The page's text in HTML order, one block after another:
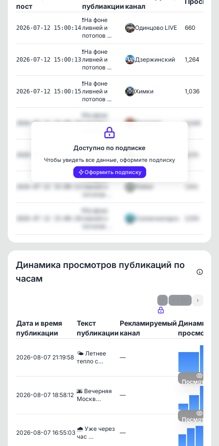
пост
публиакцииканал
2026-07-12 15:00:14
❗️На фоне
ливней и
потопов ...
Одинцово LIVE 660
2026-07-12 15:00:13
❗️На фоне
ливней и
потопов ...
Дзержинский 1,264
2026-07-12 15:00:15
❗️На фоне
ливней и
потопов ...
Химки 1,036
2026-07-12 15:00:16
❗️На фоне
ливней и
потопов ...
Пушкино 3,546
❗️На фоне
потопов ...
❗️На фоне
потопов ...
Лобня
❗️На фоне
ливней и
потопов ...
Солнечногорск
Доступно по подписке
Чтобы увидеть все данные, оформите подписку
Оформить подписку
Динамика просмотров публикаций по
часам
›
Дата и время
публикации
Текст
публикации
Рекламируемый
канал
Динамика
2026-08-07 21:19:58
🌤 Летнее
тепло с…
—
Посмотреть
2026-08-07 18:58:12
🌆 Вечерняя
Москв…
—
Посмотреть
2026-08-07 16:55:03
🌧 Уже через
час …
—